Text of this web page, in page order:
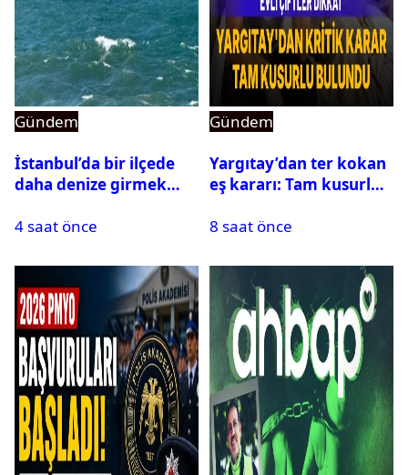
Gündem
İstanbul’da bir ilçede
daha denize girmek
4 saat önce
Gündem
Yargıtay’dan ter kokan
eş kararı: Tam kusurlu
8 saat önce